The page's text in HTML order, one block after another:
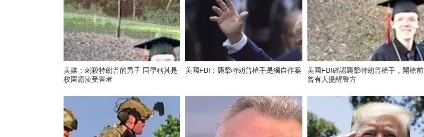
美媒：刺殺特朗普的男子 同學稱其是
校園霸淩受害者
美國FBI：襲擊特朗普槍手是獨自作案
美國FBI確認襲擊特朗普槍手，開槍前
曾有人提醒警方